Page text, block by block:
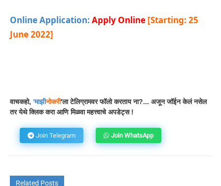
Online Application: Apply Online [Starting: 25
June 2022]
वाचकहो, 'माझीनोकरी'ला टेलिग्रामवर फॉलो करताय ना?... अजून जॉईन केलं नसेल
तर येथे क्लिक करा आणि मिळवा महत्त्वाचे अपडेट्स !
Join Telegram Join WhatsApp
Related Posts